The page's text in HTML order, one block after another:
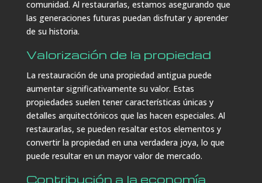
comunidad. Al restaurarlas, estamos asegurando que
las generaciones futuras puedan disfrutar y aprender
de su historia.
Valorización de la propiedad
La restauración de una propiedad antigua puede
aumentar significativamente su valor. Estas
propiedades suelen tener características únicas y
detalles arquitectónicos que las hacen especiales. Al
restaurarlas, se pueden resaltar estos elementos y
convertir la propiedad en una verdadera joya, lo que
puede resultar en un mayor valor de mercado.
Contribución a la economía